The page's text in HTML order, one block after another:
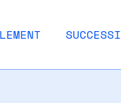
SUCCESSI